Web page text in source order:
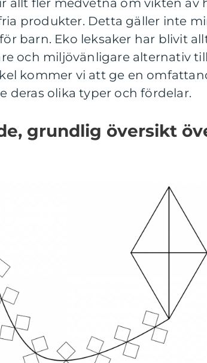
allt fler medvetna om vikten av
produkter. Detta gäller inte
barn. Eko leksaker har blivit
och miljövänligare alternativ
kommer vi att ge en
deras olika typer och fördelar.
grundlig översikt